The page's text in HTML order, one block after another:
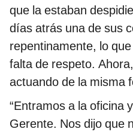
que la estaban
días atrás una de sus
repentinamente, lo
falta de respeto.
actuando de la misma
“Entramos a la oficina
Gerente. Nos dijo que